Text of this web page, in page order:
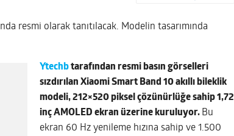
resmi olarak tanıtılacak. Modelin tasarımında
Ytechbtarafından resmi basın görselleri
sızdırılan Xiaomi Smart Band 10 akıllı bileklik
modeli, 212×520 piksel çözünürlüğe sahip 1,72
inç AMOLED ekran üzerine kuruluyor. Bu
ekran 60 Hz yenileme hızına sahip ve 1.500